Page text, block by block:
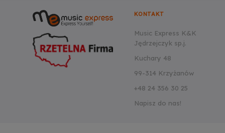
KONTAKT
Music Express K&K
Jędrzejczyk sp.j.
Kuchary 48
99-314 Krzyżanów
+48 24 356 30 25
Napisz do nas!